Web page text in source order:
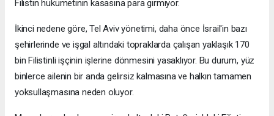
Filistin hükümetinin kasasına para girmiyor.
İkinci nedene göre, Tel Aviv yönetimi, daha önce İsrail'in bazı
şehirlerinde ve işgal altındaki topraklarda çalışan yaklaşık 170
bin Filistinli işçinin işlerine dönmesini yasaklıyor. Bu durum, yüz
binlerce ailenin bir anda gelirsiz kalmasına ve halkın tamamen
yoksullaşmasına neden oluyor.